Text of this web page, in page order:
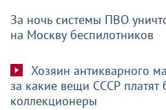
За ночь системы ПВО
на Москву беспилотников
Хозяин антикварного
за какие вещи СССР платят
коллекционеры